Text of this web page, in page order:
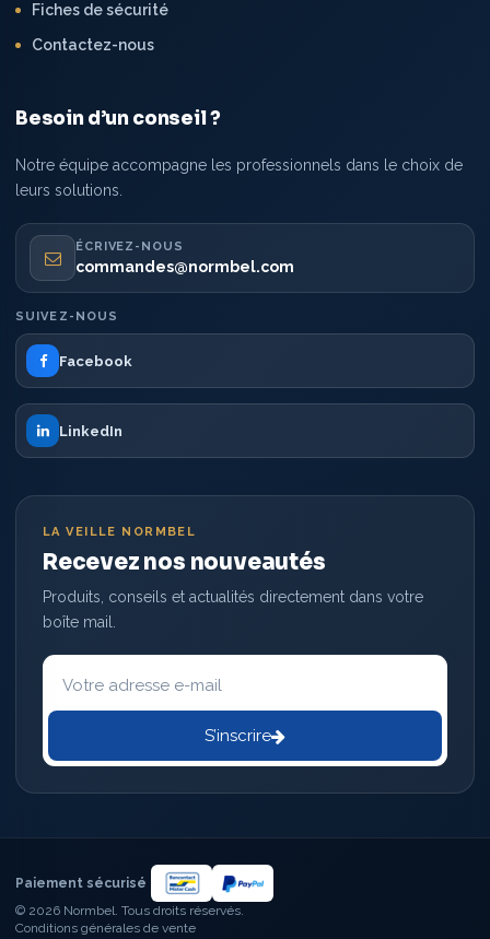
Fiches de sécurité
Contactez-nous
Besoin d’un conseil ?
Notre équipe accompagne les professionnels dans le choix de
leurs solutions.
ÉCRIVEZ-NOUS
commandes@normbel.com
SUIVEZ-NOUS
Facebook
LinkedIn
LA VEILLE NORMBEL
Recevez nos nouveautés
Produits, conseils et actualités directement dans votre
boîte mail.
Votre
adresse
mail
S’inscrire
© 2026 Normbel. Tous droits réservés.
Conditions générales de vente
Paiement sécurisé